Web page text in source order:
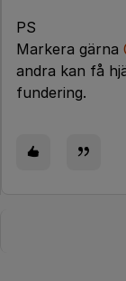
PS
Markera gärna
andra kan få
fundering.